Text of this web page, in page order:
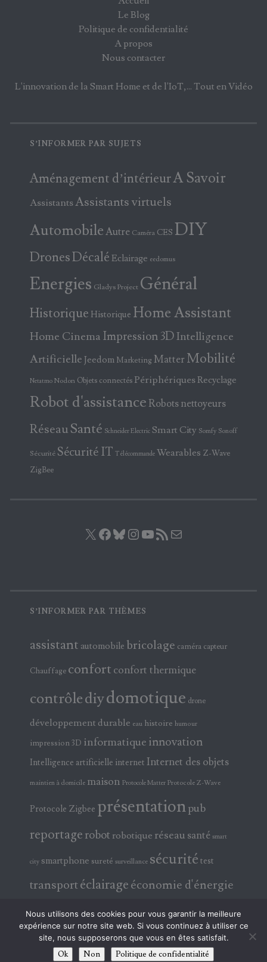
Le Blog
Politique de confidentialité
A propos
Nous contacter
L'innovation de la Smart Home et de l'IoT,... Tout en Vidéo
S’INFORMER PAR SUJETS
Aménagement d’intérieurA Savoir
AssistantsAssistants virtuels
AutomobileAutre Caméra CES DIY
DronesDécalé Eclairage eedomus
Energies Gladys Project Général
Historique Historique Home Assistant
Home Cinema Impression 3DIntelligence
Artificielle Jeedom Marketing Matter Mobilité
Netatmo Nodon Objets connectés PériphériquesRecyclage
Robot d'assistance Robots nettoyeurs
RéseauSanté Schneider Electric Smart City Somfy Sonoff
Sécurité Sécurité IT Télécommande Wearables Z-Wave
ZigBee
X Facebook
Bluesky
Instagram
YouTube
Flux RSS
S’INFORMER PAR THÈMES
assistant automobile bricolage caméra capteur
Chauffage confort confort thermique
contrôlediydomotique drone
développement durable eau histoire humour
impression 3D informatique innovation
Intelligence artificielle internet Internet des objets
maintien à domicile maison Protocole Matter Protocole Z-Wave
Protocole Zigbee présentationpub
reportage robot robotique réseau santé smart
city smartphone sureté surveillance sécurité test
transportéclairageéconomie d'énergie
électricité électronique
Nous utilisons des cookies pour vous garantir la meilleure
expérience sur notre site web. Si vous continuez à utiliser ce
site, nous supposerons que vous en êtes satisfait.
Ok Non Politique de confidentialité